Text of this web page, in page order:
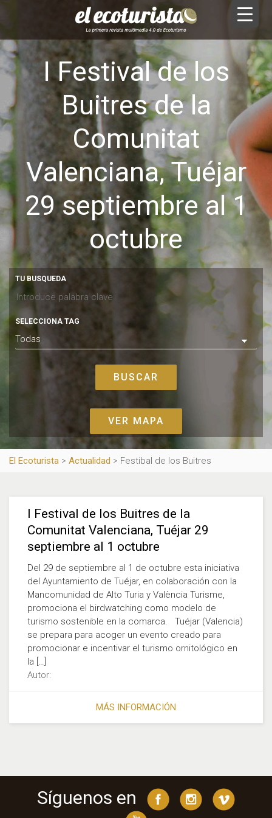
I Festival de los
Buitres de la
Comunitat
Valenciana, Tuéjar
29 septiembre al 1
octubre
TU BUSQUEDA
SELECCIONA TAG
VER MAPA
El Ecoturista > Actualidad > Festibal de los Buitres
I Festival de los Buitres de la
Comunitat Valenciana, Tuéjar 29
septiembre al 1 octubre
Del 29 de septiembre al 1 de octubre esta iniciativa
del Ayuntamiento de Tuéjar, en colaboración con la
Mancomunidad de Alto Turia y València Turisme,
promociona el birdwatching como modelo de
turismo sostenible en la comarca. Tuéjar (Valencia)
se prepara para acoger un evento creado para
promocionar e incentivar el turismo ornitológico en
la […]
Autor:
MÁS INFORMACIÓN
Síguenos en